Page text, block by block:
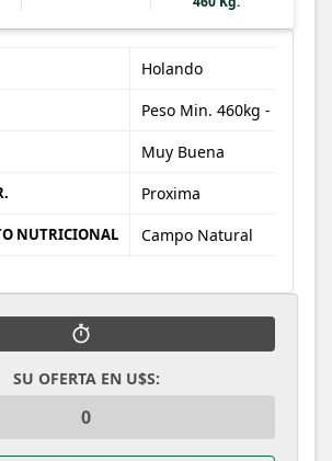
Holando
Muy Buena
Proxima
NUTRICIONAL Campo Natural
SU OFERTA EN U$S: